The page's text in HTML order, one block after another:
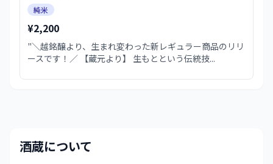
純米
¥2,200
"＼越銘醸より、生まれ変わった新レギュラー商品のリリ
ースです！／ 【蔵元より】 生もとという伝統技...
酒蔵について